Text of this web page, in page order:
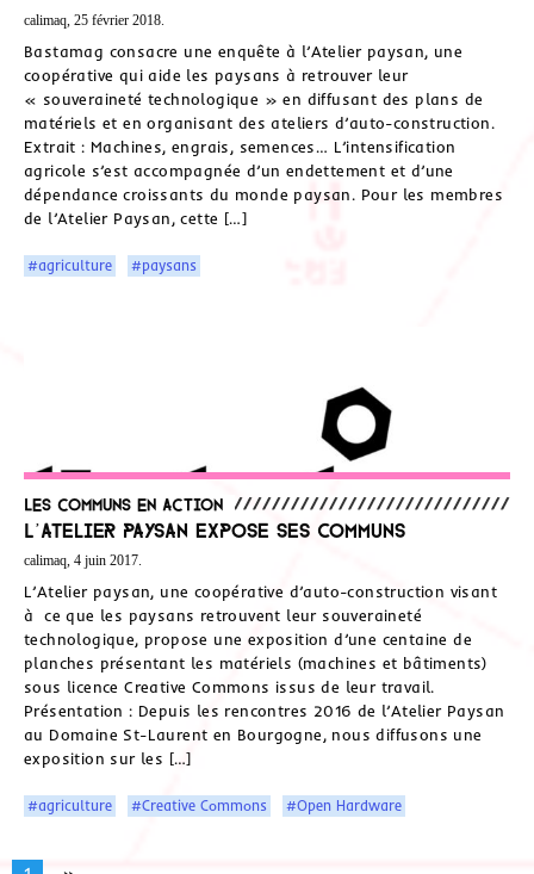
calimaq, 25 février 2018.
Bastamag consacre une enquête à l’Atelier paysan, une
coopérative qui aide les paysans à retrouver leur
« souveraineté technologique » en diffusant des plans de
matériels et en organisant des ateliers d’auto-construction.
Extrait : Machines, engrais, semences… L’intensification
agricole s’est accompagnée d’un endettement et d’une
dépendance croissants du monde paysan. Pour les membres
de l’Atelier Paysan, cette […]
#agriculture #paysans
Les communs en action
L’atelier paysan expose ses communs
calimaq, 4 juin 2017.
L’Atelier paysan, une coopérative d’auto-construction visant
à ce que les paysans retrouvent leur souveraineté
technologique, propose une exposition d’une centaine de
planches présentant les matériels (machines et bâtiments)
sous licence Creative Commons issus de leur travail.
Présentation : Depuis les rencontres 2016 de l’Atelier Paysan
au Domaine St-Laurent en Bourgogne, nous diffusons une
exposition sur les […]
#agriculture #Creative Commons #Open Hardware